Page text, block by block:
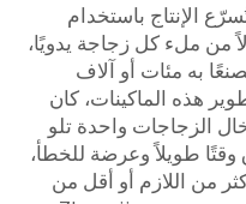
باستخدام
ملء كل زجاجة يدويًا،
مئات أو آلاف
الماكينات، كان
واحدة تلو
وعرضة للخطأ،
أو أقل من